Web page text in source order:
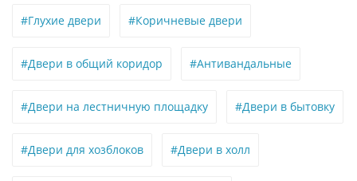
#Глухие двери #Коричневые двери
#Двери в общий коридор #Антивандальные
#Двери на лестничную площадку #Двери в бытовку
#Двери для хозблоков #Двери в холл